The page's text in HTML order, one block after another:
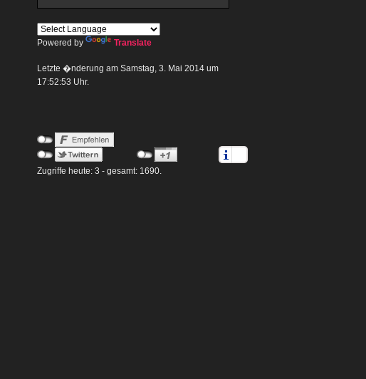
Powered by Translate
Letzte �nderung am Samstag, 3. Mai 2014 um
17:52:53 Uhr.
Zugriffe heute: 3 - gesamt: 1690.